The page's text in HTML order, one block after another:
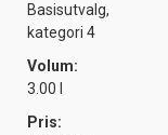
Basisutvalg,
kategori 4
Volum:
3.00 l
Pris: